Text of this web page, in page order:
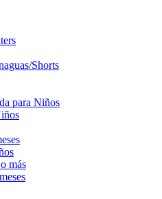
Shorts
para Niños
más